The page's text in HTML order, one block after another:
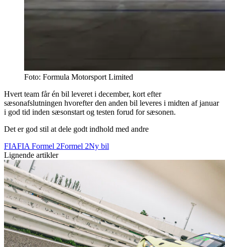
Foto: Formula Motorsport Limited
Hvert team får én bil leveret i december, kort efter
sæsonafslutningen hvorefter den anden bil leveres i midten af januar
i god tid inden sæsonstart og testen forud for sæsonen.
Det er god stil at dele godt indhold med andre
FIAFIA Formel 2Formel 2Ny bil
Lignende artikler